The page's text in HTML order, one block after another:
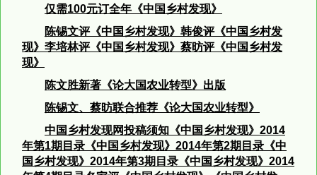
仅需100元订全年《中国乡村发现》
陈锡文评《中国乡村发现》 韩俊评《中国乡村发
现》 李培林评《中国乡村发现》 蔡昉评《中国乡村发
现》
陈文胜新著《论大国农业转型》出版
陈锡文、蔡昉联合推荐《论大国农业转型》
中国乡村发现网投稿须知 《中国乡村发现》2014
年第1期目录 《中国乡村发现》2014年第2期目录 《中
国乡村发现》2014年第3期目录 《中国乡村发现》2014